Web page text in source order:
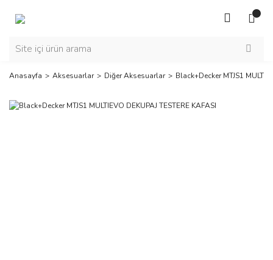
Anasayfa Aksesuarlar Diğer Aksesuarlar Black+Decker MTJS1